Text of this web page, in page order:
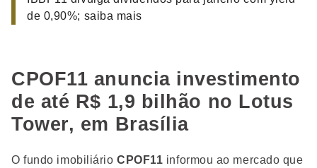
de 0,90%; saiba mais
CPOF11 anuncia investimento
de até R$ 1,9 bilhão no Lotus
Tower, em Brasília
O fundo imobiliário CPOF11 informou ao mercado que